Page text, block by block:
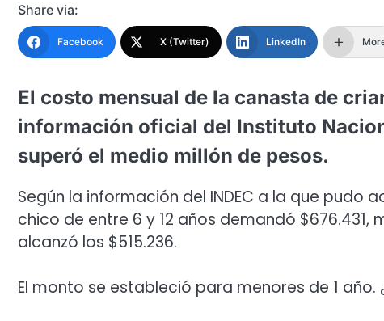
Share via:
Facebook X (Twitter) LinkedIn
El costo mensual de la canasta de
información oficial del Instituto
superó el medio millón de pesos.
Según la información del INDEC a la que pudo
chico de entre 6 y 12 años demandó
alcanzó los $515.236.
El monto se estableció para menores de 1